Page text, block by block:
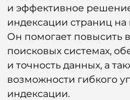
и эффективное
индексации страниц
Он помогает повысить
поисковых системах,
и точность данных, а
возможности гибкого
индексации.